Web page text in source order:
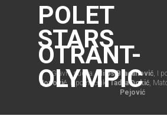
POLET
STARS
OTRANT-
OLYMPIC
Glavni sudija:Miloš Bracanović, I
Jovović, II pomoćnik:Tadija Đokić,
Pejović